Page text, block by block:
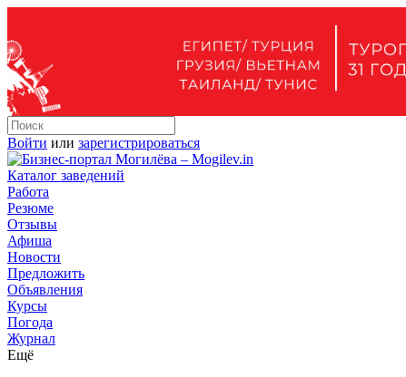
Войти или зарегистрироваться
Каталог заведений
Работа
Резюме
Отзывы
Афиша
Новости
Предложить
Объявления
Курсы
Погода
Журнал
Ещё